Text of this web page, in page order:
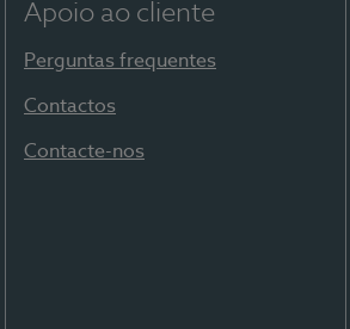
Apoio ao cliente
Perguntas frequentes
Contactos
Contacte-nos